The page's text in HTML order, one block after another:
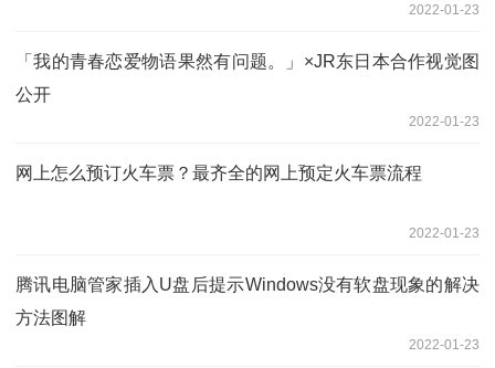
2022-01-23
「我的青春恋爱物语果然有问题。」×JR东日本合作视觉图
公开
2022-01-23
网上怎么预订火车票？最齐全的网上预定火车票流程
2022-01-23
腾讯电脑管家插入U盘后提示Windows没有软盘现象的解决
方法图解
2022-01-23